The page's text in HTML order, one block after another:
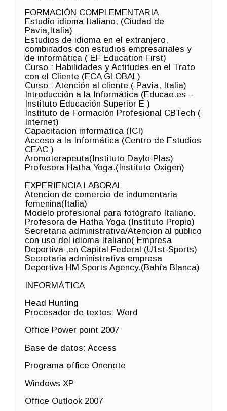
FORMACIÓN COMPLEMENTARIA
Estudio idioma Italiano, (Ciudad de
Pavia,Italia)
Estudios de idioma en el extranjero,
combinados con estudios empresariales y
de informática ( EF Education First)
Curso : Habilidades y Actitudes en el Trato
con el Cliente (ECA GLOBAL)
Curso : Atención al cliente ( Pavia, Italia)
Introducción a la Informática (Educae.es –
Instituto Educación Superior E )
Instituto de Formación Profesional CBTech (
Internet)
Capacitacion informatica (ICI)
Acceso a la Informática (Centro de Estudios
CEAC )
Aromoterapeuta(Instituto Daylo-Plas)
Profesora Hatha Yoga.(Instituto Oxigen)
EXPERIENCIA LABORAL
Atencion de comercio de indumentaria
femenina(Italia)
Modelo profesional para fotógrafo Italiano.
Profesora de Hatha Yoga (Instituto Propio)
Secretaria administrativa/Atencion al publico
con uso del idioma Italiano( Empresa
Deportiva ,en Capital Federal (U1st-Sports)
Secretaria administrativa empresa
Deportiva HM Sports Agency.(Bahía Blanca)
INFORMÁTICA
Head Hunting
Procesador de textos: Word
Office Power point 2007
Base de datos: Access
Programa office Onenote
Windows XP
Office Outlook 2007